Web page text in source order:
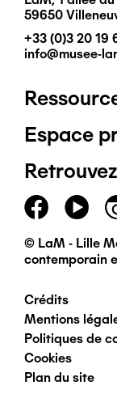
59650
+33 (0)3 20 19
info@musee-
Pied
de
page
Espace
© LaM - Lille
contemporain
Pied
de
page
Crédits
Mentions
Politiques de
Cookies
Plan du site